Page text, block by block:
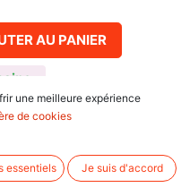
AU PANIER
monte sur :
6910
6920
une meilleure expérience
de cookies
essentiels Je suis d'accord